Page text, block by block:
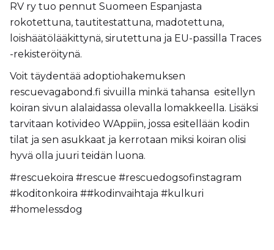
RV ry tuo pennut Suomeen Espanjasta
rokotettuna, tautitestattuna, madotettuna,
loishäätölääkittynä, sirutettuna ja EU-passilla Traces
-rekisteröitynä.
Voit täydentää adoptiohakemuksen
rescuevagabond.fi sivuilla minkä tahansa esitellyn
koiran sivun alalaidassa olevalla lomakkeella. Lisäksi
tarvitaan kotivideo WAppiin, jossa esitellään kodin
tilat ja sen asukkaat ja kerrotaan miksi koiran olisi
hyvä olla juuri teidän luona.
#rescuekoira #rescue #rescuedogsofinstagram
#koditonkoira ##kodinvaihtaja #kulkuri
#homelessdog